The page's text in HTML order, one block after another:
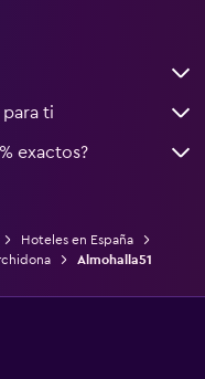
ti
exactos?
Hoteles en España
Almohalla51